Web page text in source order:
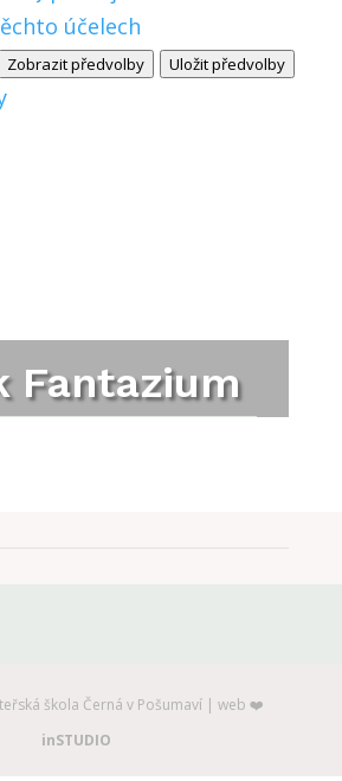
účelech
Zobrazit předvolby Uložit předvolby
Fantazium
škola Černá v Pošumaví | web ❤️
inSTUDIO